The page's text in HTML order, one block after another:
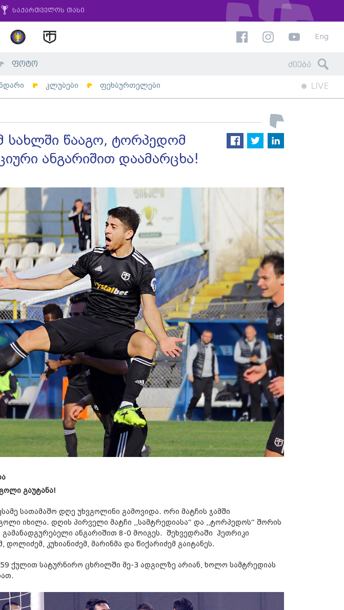
საქართველოს თასი
Eng
ფოტო
კლუბები ფეხბურთელები LIVE
სახლში წააგო, ტორპედომ
ანგარიშით დაამარცხა!
გაუტანა!
სათამაშო დღე უხვგოლინი გამოვიდა. ორი მატჩის ჯამში
იხილა. დღის პირველი მატჩი ,,სამტრედიასა“ და ,,ტორპედოს“ შორის
ანგარიშით 8-0 მოიგეს. შეხვედრაში ჰეთრიკი
კუხიანიძემ, მარინმა და წიქარიძემ გაიტანეს.
59 ქულით სატურნირო ცხრილში მე-3 ადგილზე არიან, ხოლო სამტრედიას